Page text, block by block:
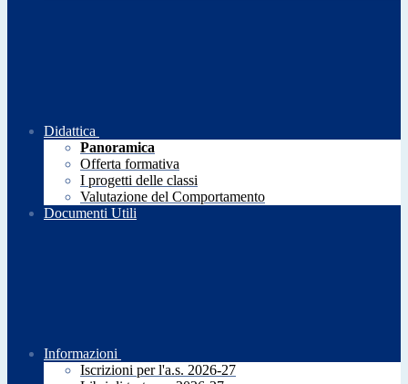
Didattica
Panoramica
Offerta formativa
I progetti delle classi
Valutazione del Comportamento
Documenti Utili
Informazioni
Iscrizioni per l'a.s. 2026-27